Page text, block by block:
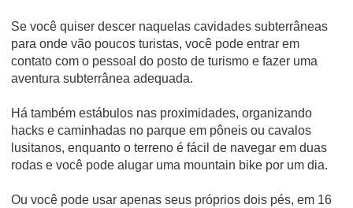
Se você quiser descer naquelas cavidades subterrâneas
para onde vão poucos turistas, você pode entrar em
contato com o pessoal do posto de turismo e fazer uma
aventura subterrânea adequada.
Há também estábulos nas proximidades, organizando
hacks e caminhadas no parque em pôneis ou cavalos
lusitanos, enquanto o terreno é fácil de navegar em duas
rodas e você pode alugar uma mountain bike por um dia.
Ou você pode usar apenas seus próprios dois pés, em 16